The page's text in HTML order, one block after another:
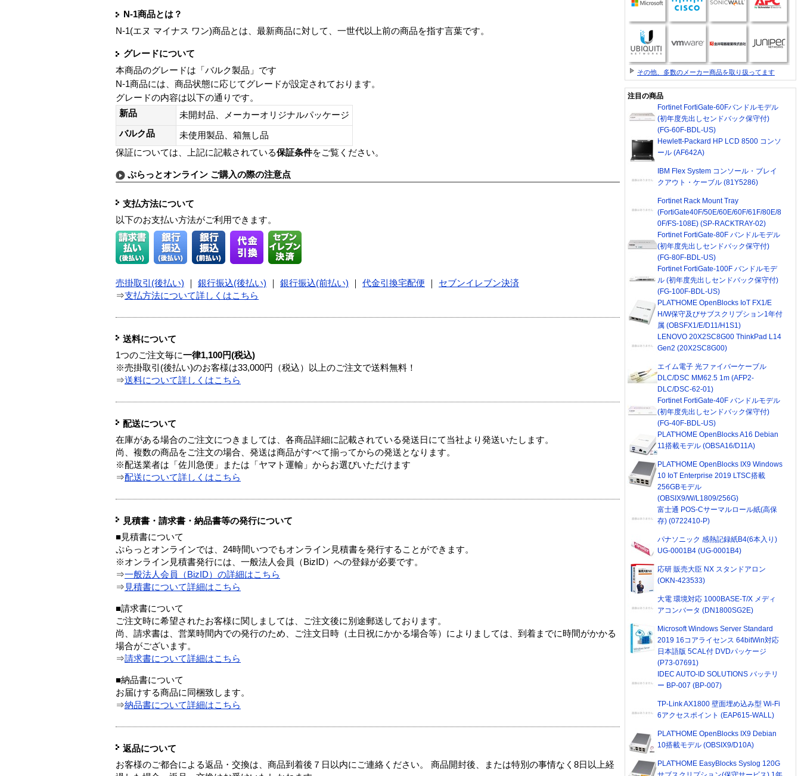
N-1商品とは？
N-1(エヌ マイナス ワン)商品とは、最新商品に対して、一世代以上前の商品を指す言葉です。
グレードについて
本商品のグレードは「バルク製品」です
N-1商品には、商品状態に応じてグレードが設定されております。
グレードの内容は以下の通りです。
新品
未開封品、メーカーオリジナルパッケージ
バルク品
未使用製品、箱無し品
保証については、上記に記載されている保証条件をご覧ください。
ぷらっとオンライン ご購入の際の注意点
支払方法について
以下のお支払い方法がご利用できます。
売掛取引(後払い) 銀行振込(後払い) 銀行振込(前払い) 代金引換宅配便
セブンイレブン決済
⇒支払方法について詳しくはこちら
送料について
1つのご注文毎に一律1,100円(税込)
※売掛取引(後払い)のお客様は33,000円（税込）以上のご注文で送料無料！
⇒送料について詳しくはこちら
配送について
在庫がある場合のご注文につきましては、各商品詳細に記載されている発送日にて当社より発送いたします。
尚、複数の商品をご注文の場合、発送は商品がすべて揃ってからの発送となります。
※配送業者は「佐川急便」または「ヤマト運輸」からお選びいただけます
⇒配送について詳しくはこちら
見積書・請求書・納品書等の発行について
■見積書について
ぷらっとオンラインでは、24時間いつでもオンライン見積書を発行することができます。
※オンライン見積書発行には、一般法人会員（BizID）への登録が必要です。
⇒一般法人会員（BizID）の詳細はこちら
⇒ 見積書について詳細はこちら
■請求書について
ご注文時に希望されたお客様に関しましては、ご注文後に別途郵送しております。
尚、請求書は、営業時間内での発行のため、ご注文日時（土日祝にかかる場合等）によりましては、到着までに時間がかかる
場合がございます。
⇒請求書について詳細はこちら
■納品書について
お届けする商品に同梱致します。
⇒納品書について詳細はこちら
返品について
お客様のご都合による返品・交換は、商品到着後７日以内にご連絡ください。 商品開封後、または特別の事情なく8日以上経
その他、多数のメーカー商品を取り扱ってます
注目の商品
Fortinet FortiGate-60Fバンドルモデル
(初年度先出しセンドバック保守付)
(FG-60F-BDL-US)
Hewlett-Packard HP LCD 8500 コンソ
ール (AF642A)
IBM Flex System コンソール・ブレイ
クアウト・ケーブル (81Y5286)
Fortinet Rack Mount Tray
(FortiGate40F/50E/60E/60F/61F/80E/8
0F/FS-108E) (SP-RACKTRAY-02)
Fortinet FortiGate-80F バンドルモデル
(初年度先出しセンドバック保守付)
(FG-80F-BDL-US)
Fortinet FortiGate-100F バンドルモデ
ル (初年度先出しセンドバック保守付)
(FG-100F-BDL-US)
PLAT'HOME OpenBlocks IoT FX1/E
H/W保守及びサブスクリプション1年付
属 (OBSFX1/E/D11/H1S1)
LENOVO 20X2SC8G00 ThinkPad L14
Gen2 (20X2SC8G00)
エイム電子 光ファイバーケーブル
DLC/DSC MM62.5 1m (AFP2-
DLC/DSC-62-01)
Fortinet FortiGate-40F バンドルモデル
(初年度先出しセンドバック保守付)
(FG-40F-BDL-US)
PLAT'HOME OpenBlocks A16 Debian
11搭載モデル (OBSA16/D11A)
PLAT'HOME OpenBlocks IX9 Windows
10 IoT Enterprise 2019 LTSC搭載
256GBモデル
(OBSIX9/W/L1809/256G)
富士通 POS-Cサーマルロール紙(高保
存) (0722410-P)
パナソニック 感熱記録紙B4(6本入り)
UG-0001B4 (UG-0001B4)
応研 販売大臣 NX スタンドアロン
(OKN-423533)
大電 環境対応 1000BASE-T/X メディ
アコンバータ (DN1800SG2E)
Microsoft Windows Server Standard
2019 16コアライセンス 64bitWin対応
日本語版 5CAL付 DVDパッケージ
(P73-07691)
IDEC AUTO-ID SOLUTIONS バッテリ
ー BP-007 (BP-007)
TP-Link AX1800 壁面埋め込み型 Wi-Fi
6アクセスポイント (EAP615-WALL)
PLAT'HOME OpenBlocks IX9 Debian
10搭載モデル (OBSIX9/D10A)
PLAT'HOME EasyBlocks Syslog 120G